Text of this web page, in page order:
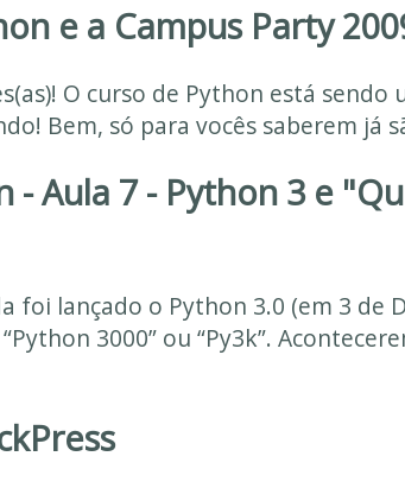
e a Campus Party
O curso de Python está sendo
Bem, só para vocês saberem já
- Aula 7 - Python 3 e
foi lançado o Python 3.0 (em 3 de
3000” ou “Py3k”.